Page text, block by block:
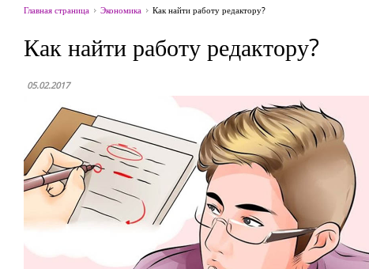
Главная страница Экономика Как найти работу редактору?
Как найти работу редактору?
05.02.2017